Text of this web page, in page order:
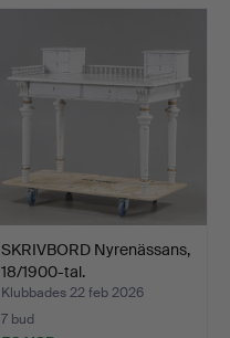
SKRIVBORD Nyrenässans,
18/1900-tal.
Klubbades 22 feb 2026
7 bud